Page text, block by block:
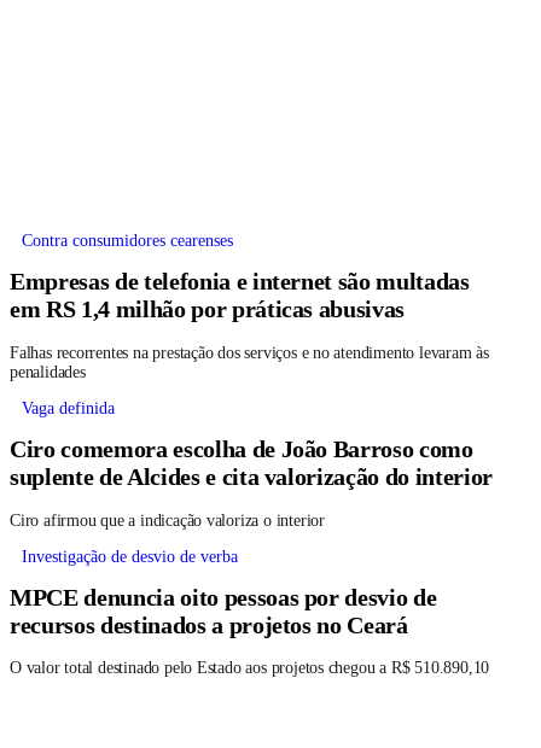
Contra consumidores cearenses
Empresas de telefonia e internet são multadas
em RS 1,4 milhão por práticas abusivas
Falhas recorrentes na prestação dos serviços e no atendimento levaram às
penalidades
Vaga definida
Ciro comemora escolha de João Barroso como
suplente de Alcides e cita valorização do interior
Ciro afirmou que a indicação valoriza o interior
Investigação de desvio de verba
MPCE denuncia oito pessoas por desvio de
recursos destinados a projetos no Ceará
O valor total destinado pelo Estado aos projetos chegou a R$ 510.890,10